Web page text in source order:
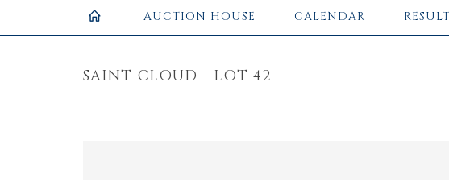
AUCTION HOUSE CALENDAR
SAINT-CLOUD - LOT 42